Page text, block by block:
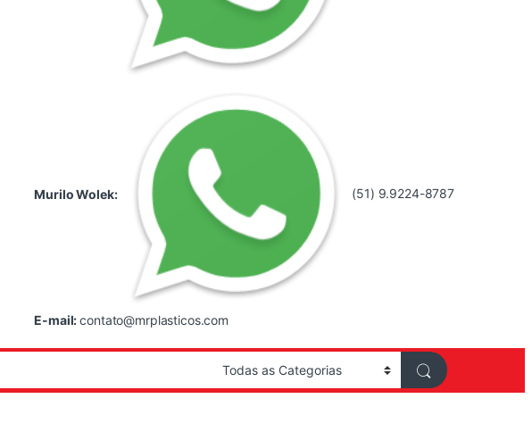
Murilo Wolek: (51) 9.9224-8787
E-mail:contato@mrplasticos.com